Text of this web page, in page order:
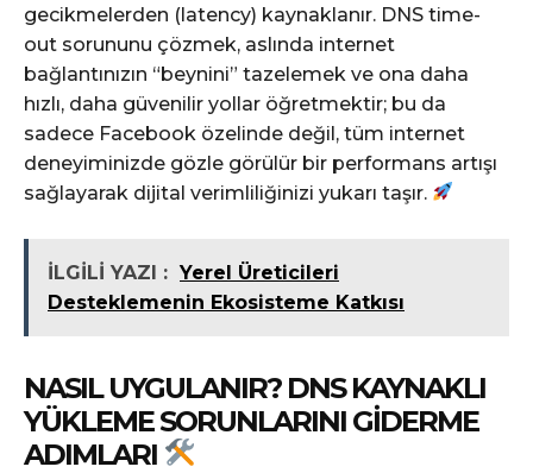
gecikmelerden (latency) kaynaklanır. DNS time-
out sorununu çözmek, aslında internet
bağlantınızın “beynini” tazelemek ve ona daha
hızlı, daha güvenilir yollar öğretmektir; bu da
sadece Facebook özelinde değil, tüm internet
deneyiminizde gözle görülür bir performans artışı
sağlayarak dijital verimliliğinizi yukarı taşır.
İLGİLİ YAZI : Yerel Üreticileri
Desteklemenin Ekosisteme Katkısı
NASIL UYGULANIR? DNS KAYNAKLI
YÜKLEME SORUNLARINI GIDERME
ADIMLARI